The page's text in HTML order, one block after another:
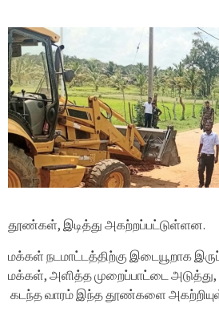
தூண்கள், இடித்து அகற்றப்பட்டுள்ளன.
மக்கள் நடமாட்டத்திற்கு இடையூறாக
மக்கள், அளித்த முறைப்பாட்டை அடுத்து,
கடந்த வாரம் இந்த தூண்களை